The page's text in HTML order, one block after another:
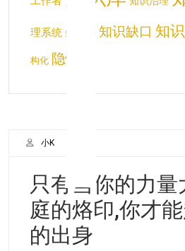
小K
只有当你的力量
庭的烙印,你才
的出身
理系统 知识结构 知识缺口 知
构化 隐性知识